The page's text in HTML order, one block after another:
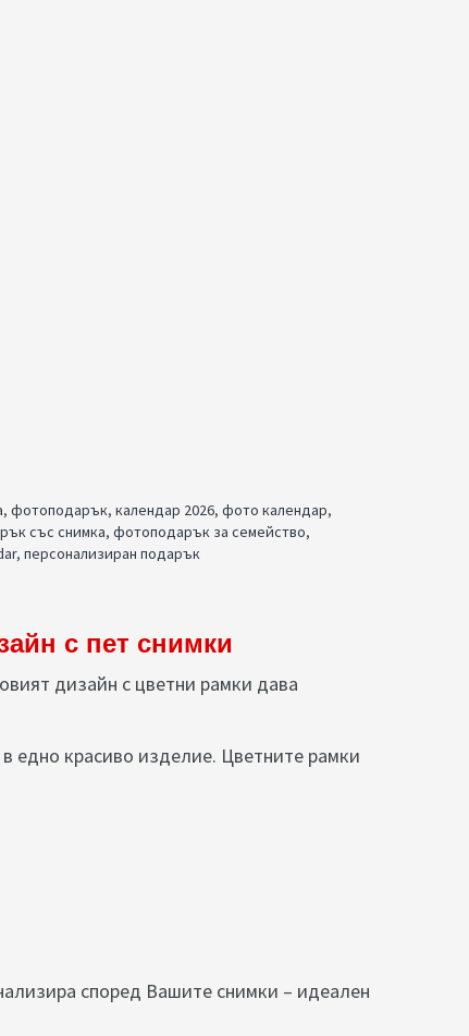
, фотоподарък, календар 2026, фото календар,
със снимка, фотоподарък за семейство,
, персонализиран подарък
с пет снимки
дизайн с цветни рамки дава
едно красиво изделие. Цветните рамки
според Вашите снимки – идеален